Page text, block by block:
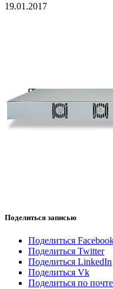
19.01.2017
Поделиться записью
Поделиться
Поделиться Twitter
Поделиться LinkedIn
Поделиться Vk
Поделиться по почте